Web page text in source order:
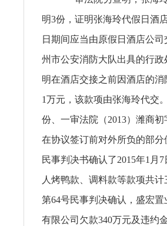
明3份，证明张海玲代假日酒
日期间应当由原假日酒店公
州市公安消防大队出具的行
明在酒店交接之前因酒店的
1万元，该款项由张海玲代交
份、一审法院（2013）潍商
在协议签订前对外所负的部
民事判决书确认了2015年1月
人烤鸭款、调料款等款项共
第64号民事判决确认，盛宏
有限公司欠款340万元及违约